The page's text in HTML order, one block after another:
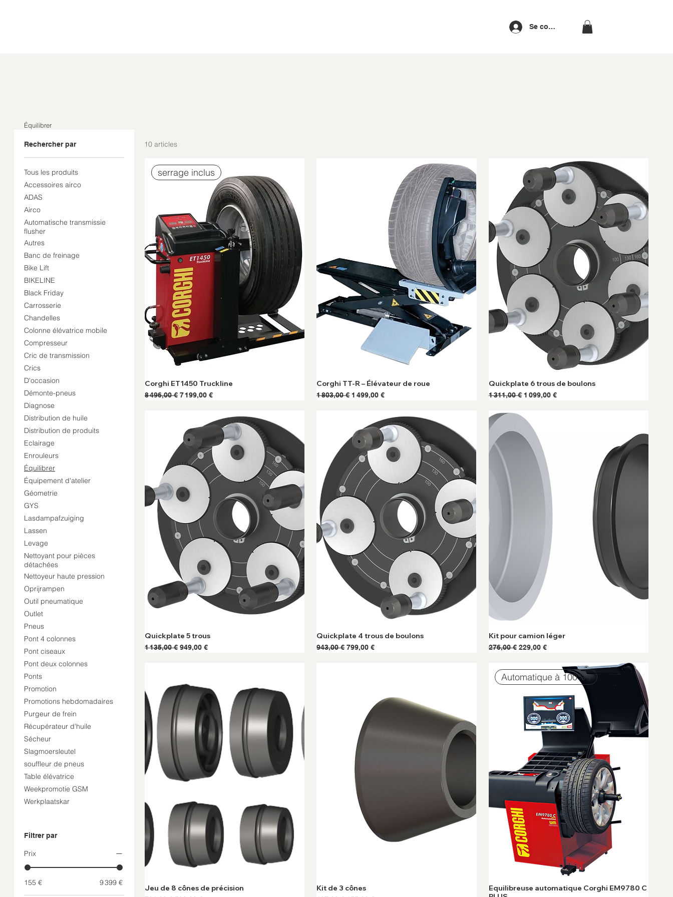
Se connecter
Équilibrer
Rechercher par
Tous les produits
Accessoires airco
ADAS
Airco
Automatische transmissie
flusher
Autres
Banc de freinage
Bike Lift
BIKELINE
Black Friday
Carrosserie
Chandelles
Colonne élévatrice mobile
Compresseur
Cric de transmission
Crics
D'occasion
Démonte-pneus
Diagnose
Distribution de huile
Distribution de produits
Eclairage
Enrouleurs
Équilibrer
Équipement d'atelier
Géometrie
GYS
Lasdampafzuiging
Lassen
Levage
Nettoyant pour pièces
détachées
Nettoyeur haute pression
Oprijrampen
Outil pneumatique
Outlet
Pneus
Pont 4 colonnes
Pont ciseaux
Pont deux colonnes
Ponts
Promotion
Promotions hebdomadaires
Purgeur de frein
Récupérateur d'huile
Sécheur
Slagmoersleutel
souffleur de pneus
Table élévatrice
Weekpromotie GSM
Werkplaatskar
Filtrer par
Prix
155 € 9 399 €
10 articles
serrage inclus
Corghi ET1450 Truckline
Prix original
8 496,00 € Prix promotionnel
7 199,00 €
Corghi TT-R – Élévateur de roue
Prix original
1 803,00 € Prix promotionnel
1 499,00 €
Quickplate 6 trous de boulons
Prix original
1 311,00 € Prix promotionnel
1 099,00 €
Quickplate 5 trous
Prix original
1 135,00 € Prix promotionnel
949,00 €
Quickplate 4 trous de boulons
Prix original
943,00 € Prix promotionnel
799,00 €
Kit pour camion léger
Prix original
276,00 € Prix promotionnel
229,00 €
Jeu de 8 cônes de précision Kit de 3 cônes
Automatique à 100% !
Equilibreuse automatique Corghi EM9780 C